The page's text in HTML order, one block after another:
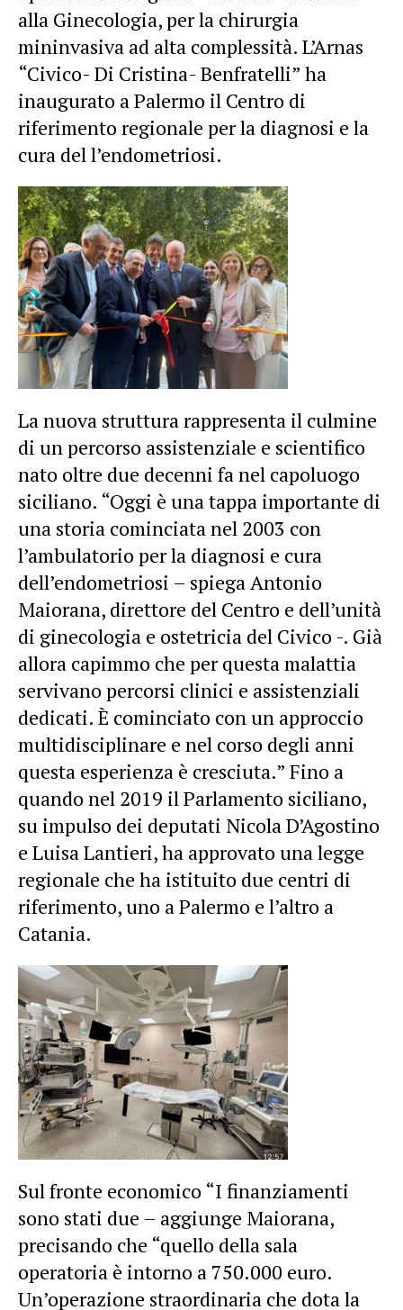
alla Ginecologia, per la chirurgia
mininvasiva ad alta complessità. L’Arnas
“Civico- Di Cristina- Benfratelli” ha
inaugurato a Palermo il Centro di
riferimento regionale per la diagnosi e la
cura del l’endometriosi.
La nuova struttura rappresenta il culmine
di un percorso assistenziale e scientifico
nato oltre due decenni fa nel capoluogo
siciliano. “Oggi è una tappa importante di
una storia cominciata nel 2003 con
l’ambulatorio per la diagnosi e cura
dell’endometriosi – spiega Antonio
Maiorana, direttore del Centro e dell’unità
di ginecologia e ostetricia del Civico -. Già
allora capimmo che per questa malattia
servivano percorsi clinici e assistenziali
dedicati. È cominciato con un approccio
multidisciplinare e nel corso degli anni
questa esperienza è cresciuta.” Fino a
quando nel 2019 il Parlamento siciliano,
su impulso dei deputati Nicola D’Agostino
e Luisa Lantieri, ha approvato una legge
regionale che ha istituito due centri di
riferimento, uno a Palermo e l’altro a
Catania.
Sul fronte economico “I finanziamenti
sono stati due – aggiunge Maiorana,
precisando che “quello della sala
operatoria è intorno a 750.000 euro.
Un’operazione straordinaria che dota la